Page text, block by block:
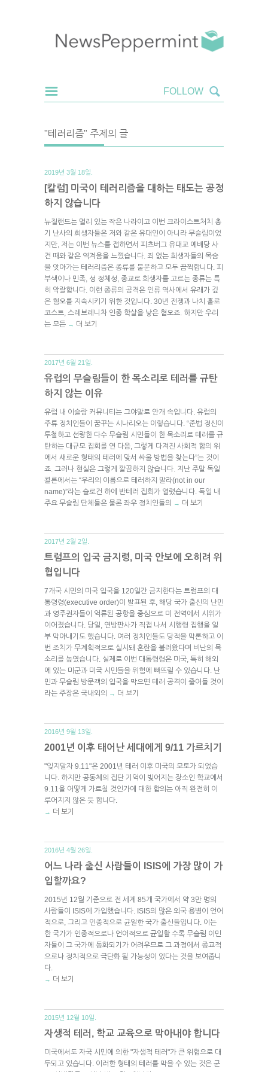
"테러리즘" 주제의 글
2019년 3월 18일.
[칼럼] 미국이 테러리즘을 대하는 태도는 공정
하지 않습니다
뉴질랜드는 멀리 있는 작은 나라이고 이번 크라이스트처치 총
기 난사의 희생자들은 저와 같은 유대인이 아니라 무슬림이었
지만, 저는 이번 뉴스를 접하면서 피츠버그 유대교 예배당 사
건 때와 같은 역겨움을 느꼈습니다. 죄 없는 희생자들의 목숨
을 앗아가는 테러리즘은 종류를 불문하고 모두 끔찍합니다. 피
부색이나 민족, 성 정체성, 종교로 희생자를 고르는 종류는 특
히 악랄합니다. 이런 종류의 공격은 인류 역사에서 유래가 깊
은 혐오를 지속시키기 위한 것입니다. 30년 전쟁과 나치 홀로
코스트, 스레브레니차 인종 학살을 낳은 혐오죠. 하지만 우리
는 모든 → 더 보기
2017년 6월 21일.
유럽의 무슬림들이 한 목소리로 테러를 규탄
하지 않는 이유
유럽 내 이슬람 커뮤니티는 그야말로 안개 속입니다. 유럽의
주류 정치인들이 꿈꾸는 시나리오는 이렇습니다. “준법 정신이
투철하고 선량한 다수 무슬림 시민들이 한 목소리로 테러를 규
탄하는 대규모 집회를 연 다음, 그렇게 다져진 사회적 합의 위
에서 새로운 형태의 테러에 맞서 싸울 방법을 찾는다”는 것이
죠. 그러나 현실은 그렇게 깔끔하지 않습니다. 지난 주말 독일
쾰른에서는 “우리의 이름으로 테러하지 말라(not in our
name)”라는 슬로건 하에 반테러 집회가 열렸습니다. 독일 내
주요 무슬림 단체들은 물론 좌우 정치인들의
→ 더 보기
2017년 2월 2일.
트럼프의 입국 금지령, 미국 안보에 오히려 위
협입니다
7개국 시민의 미국 입국을 120일간 금지한다는 트럼프의 대
통령령(executive order)이 발표된 후, 해당 국가 출신의 난민
과 영주권자들이 억류된 공항을 중심으로 미 전역에서 시위가
이어졌습니다. 당일, 연방판사가 직접 나서 시행령 집행을 일
부 막아내기도 했습니다. 여러 정치인들도 당적을 막론하고 이
번 조치가 무계획적으로 실시돼 혼란을 불러왔다며 비난의 목
소리를 높였습니다. 실제로 이번 대통령령은 미국, 특히 해외
에 있는 미군과 미국 시민들을 위험에 빠뜨릴 수 있습니다. 난
민과 무슬림 방문객의 입국을 막으면 테러 공격이 줄어들 것이
라는 주장은 국내외의
→ 더 보기
2016년 9월 13일.
2001년 이후 태어난 세대에게 9/11 가르치기
"잊지말자 9.11"은 2001년 테러 이후 미국의 모토가 되었습
니다. 하지만 공동체의 집단 기억이 빚어지는 장소인 학교에서
9.11을 어떻게 가르칠 것인가에 대한 합의는 아직 완전히 이
루어지지 않은 듯 합니다.
→ 더 보기
2016년 4월 26일.
어느 나라 출신 사람들이 ISIS에 가장 많이 가
입할까요?
2015년 12월 기준으로 전 세계 85개 국가에서 약 3만 명의
사람들이 ISIS에 가입했습니다. ISIS의 많은 외국 용병이 언어
적으로, 그리고 인종적으로 균일한 국가 출신들입니다. 이는
한 국가가 인종적으로나 언어적으로 균일할 수록 무슬림 이민
자들이 그 국가에 동화되기가 어려우므로 그 과정에서 종교적
으로나 정치적으로 극단화 될 가능성이 있다는 것을 보여줍니
다.
→ 더 보기
2015년 12월 10일.
자생적 테러, 학교 교육으로 막아내야 합니다
미국에서도 자국 시민에 의한 "자생적 테러"가 큰 위협으로 대
두되고 있습니다. 이러한 형태의 테러를 막을 수 있는 것은 군